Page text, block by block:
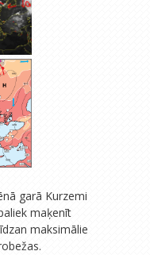
garā Kurzemi
maķenīt
maksimālie